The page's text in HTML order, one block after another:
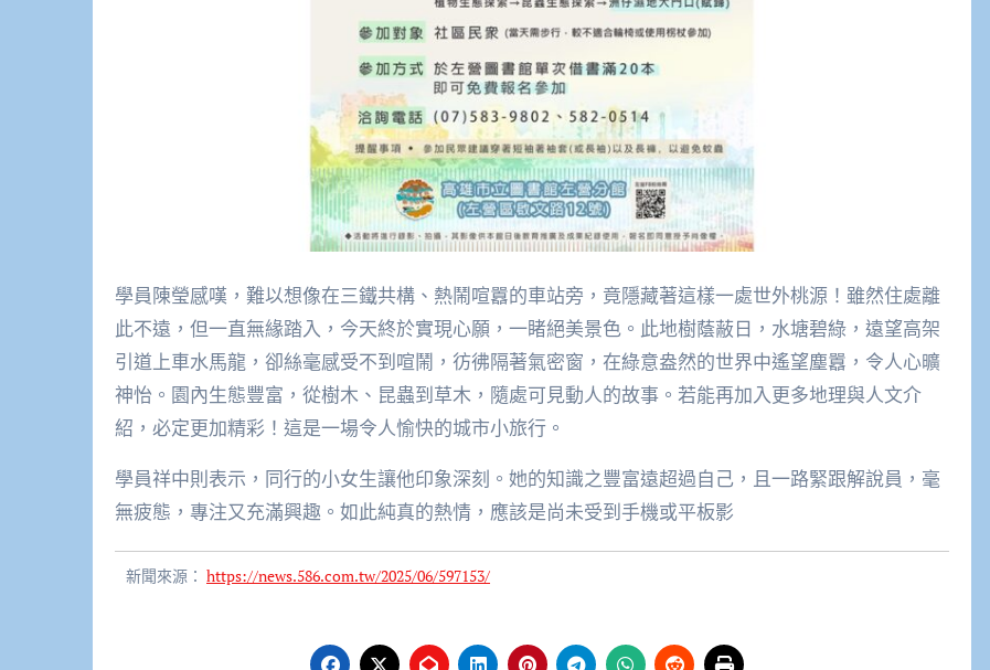
學員陳瑩感嘆，難以想像在三鐵共構、熱鬧喧囂的車站旁，竟隱藏著這樣一處世外桃源！雖然住處離
此不遠，但一直無緣踏入，今天終於實現心願，一睹絕美景色。此地樹蔭蔽日，水塘碧綠，遠望高架
引道上車水馬龍，卻絲毫感受不到喧鬧，彷彿隔著氣密窗，在綠意盎然的世界中遙望塵囂，令人心曠
神怡。園內生態豐富，從樹木、昆蟲到草木，隨處可見動人的故事。若能再加入更多地理與人文介
紹，必定更加精彩！這是一場令人愉快的城市小旅行。
學員祥中則表示，同行的小女生讓他印象深刻。她的知識之豐富遠超過自己，且一路緊跟解說員，毫
無疲態，專注又充滿興趣。如此純真的熱情，應該是尚未受到手機或平板影
新聞來源： https://news.586.com.tw/2025/06/597153/